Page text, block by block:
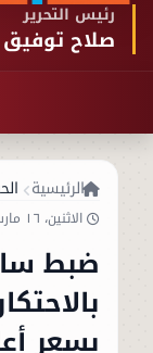
رئيس التحرير
صلاح توفيق
الرئيسية
الاثنين، ١٦ مارس ٢٠٢٦ في ٠١:٣٣ م
ضبط
بسعر